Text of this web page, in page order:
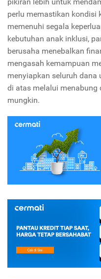
perlu memastikan kondisi
memenuhi segala
kebutuhan anak inklusi,
berusaha menebalkan
mengasah kemampuan
menyiapkan seluruh dana
di atas melalui menabung
mungkin.